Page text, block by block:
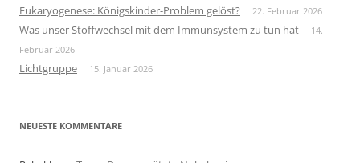
Eukaryogenese: Königskinder-Problem gelöst? 22. Februar 2026
Was unser Stoffwechsel mit dem Immunsystem zu tun hat
14.
Februar 2026
Lichtgruppe 15. Januar 2026
NEUESTE KOMMENTARE